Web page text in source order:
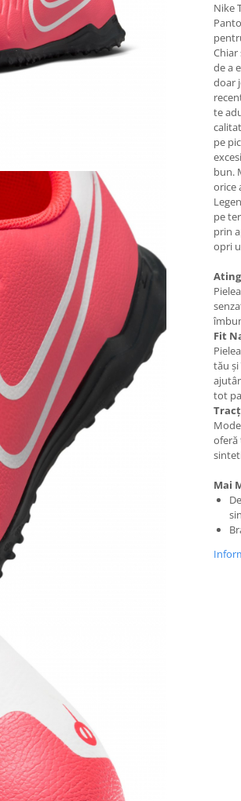
Nike
Chiar
de a
doar
te
pe
bun.
orice
pe
prin
opri
Fit
tău
tot
oferă
Mai